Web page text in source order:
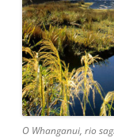
O Whanganui, rio